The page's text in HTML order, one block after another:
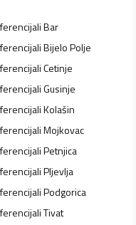
Bar
Bijelo Polje
Cetinje
Gusinje
Kolašin
Mojkovac
Petnjica
Pljevlja
Podgorica
Tivat